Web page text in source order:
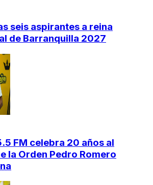
seis aspirantes a reina
de Barranquilla 2027
FM celebra 20 años al
la Orden Pedro Romero